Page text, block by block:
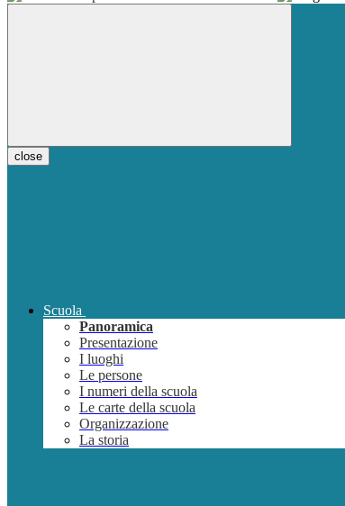
close
Scuola
Panoramica
Presentazione
I luoghi
Le persone
I numeri della scuola
Le carte della scuola
Organizzazione
La storia